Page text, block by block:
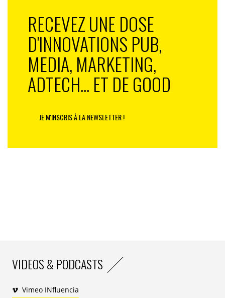
RECEVEZ UNE DOSE
D'INNOVATIONS PUB,
MEDIA, MARKETING,
ADTECH... ET DE GOOD
JE M'INSCRIS À LA NEWSLETTER !
VIDEOS & PODCASTS
Vimeo INfluencia